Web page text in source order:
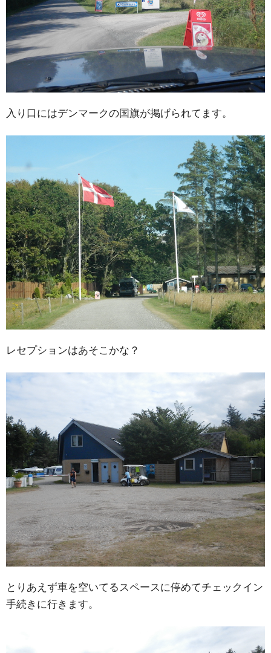
入り口にはデンマークの国旗が掲げられてます。
レセプションはあそこかな？
とりあえず車を空いてるスペースに停めてチェックイン
手続きに行きます。